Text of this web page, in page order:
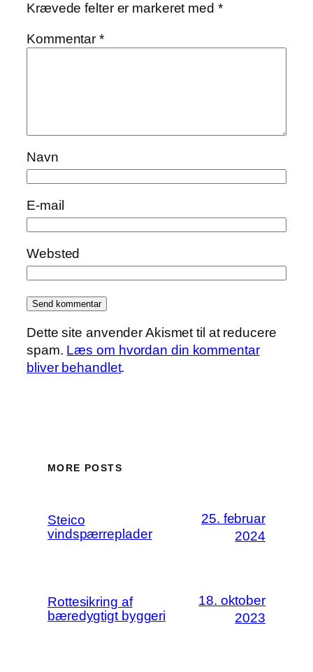
Krævede felter er markeret med *
Kommentar*
Navn
E-mail
Websted
Dette site anvender Akismet til at reducere
spam. Læs om hvordan din kommentar
bliver behandlet.
MORE POSTS
Steico
vindspærreplader
25. februar
2024
Rottesikring af
bæredygtigt byggeri
18. oktober
2023